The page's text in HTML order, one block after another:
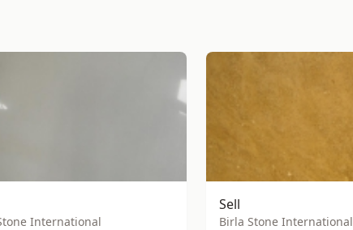
International
Sell
Birla Stone International